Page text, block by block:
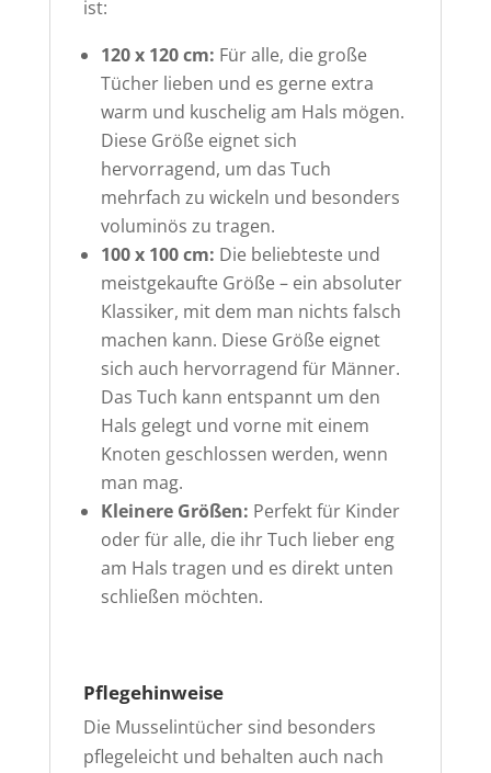
ist:
120 x 120 cm: Für alle, die große
Tücher lieben und es gerne extra
warm und kuschelig am Hals mögen.
Diese Größe eignet sich
hervorragend, um das Tuch
mehrfach zu wickeln und besonders
voluminös zu tragen.
100 x 100 cm: Die beliebteste und
meistgekaufte Größe – ein absoluter
Klassiker, mit dem man nichts falsch
machen kann. Diese Größe eignet
sich auch hervorragend für Männer.
Das Tuch kann entspannt um den
Hals gelegt und vorne mit einem
Knoten geschlossen werden, wenn
man mag.
Kleinere Größen: Perfekt für Kinder
oder für alle, die ihr Tuch lieber eng
am Hals tragen und es direkt unten
schließen möchten.
Pflegehinweise
Die Musselintücher sind besonders
pflegeleicht und behalten auch nach